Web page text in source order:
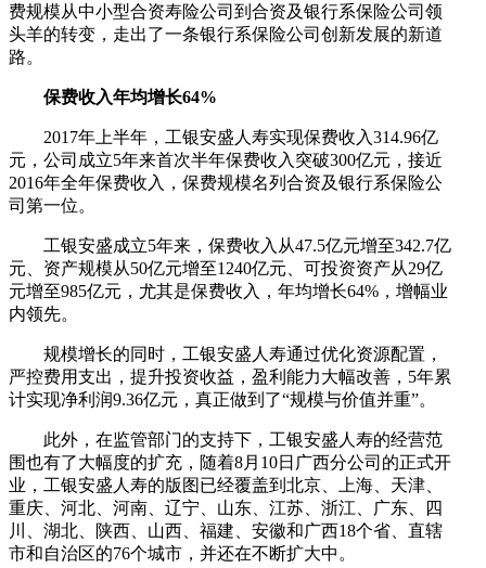
费规模从中小型合资寿险公司到合资及银行系保险公司领
头羊的转变，走出了一条银行系保险公司创新发展的新道
路。
保费收入年均增长64%
2017年上半年，工银安盛人寿实现保费收入314.96亿
元，公司成立5年来首次半年保费收入突破300亿元，接近
2016年全年保费收入，保费规模名列合资及银行系保险公
司第一位。
工银安盛成立5年来，保费收入从47.5亿元增至342.7亿
元、资产规模从50亿元增至1240亿元、可投资资产从29亿
元增至985亿元，尤其是保费收入，年均增长64%，增幅业
内领先。
规模增长的同时，工银安盛人寿通过优化资源配置，
严控费用支出，提升投资收益，盈利能力大幅改善，5年累
计实现净利润9.36亿元，真正做到了“规模与价值并重”。
此外，在监管部门的支持下，工银安盛人寿的经营范
围也有了大幅度的扩充，随着8月10日广西分公司的正式开
业，工银安盛人寿的版图已经覆盖到北京、上海、天津、
重庆、河北、河南、辽宁、山东、江苏、浙江、广东、四
川、湖北、陕西、山西、福建、安徽和广西18个省、直辖
市和自治区的76个城市，并还在不断扩大中。